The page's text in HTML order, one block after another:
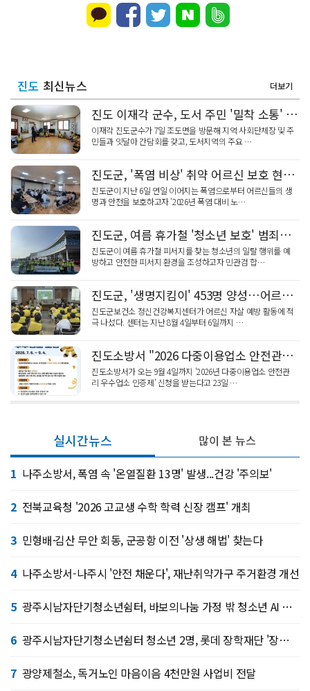
진도 최신뉴스 더보기
진도 이재각 군수, 도서 주민 '밀착 소통' 현장 누벼
이재각 진도군수가 7일 조도면을 방문해 지역 사회단체장 및 주
민들과 잇달아 간담회를 갖고, 도서지역의 주요 …
진도군, '폭염 비상' 취약 어르신 보호 현안 점검
진도군이 지난 6일 연일 이어지는 폭염으로부터 어르신들의 생
명과 안전을 보호하고자 '2026년 폭염 대비 노…
진도군, 여름 휴가철 '청소년 보호' 범죄예방 캠페인
진도군이 여름 휴가철 피서지를 찾는 청소년의 일탈 행위를 예
방하고 안전한 피서지 환경을 조성하고자 민관검 합…
진도군, '생명지킴이' 453명 양성…어르신 자살 예방
진도군보건소 정신건강복지센터가 어르신 자살 예방 활동에 적
극 나섰다. 센터는 지난 8월 4일부터 6일까지 …
진도소방서 "2026 다중이용업소 안전관리 우수 인증제" 신청 홍보
진도소방서가 오는 9월 4일까지 '2026년 다중이용업소 안전관
리 우수업소 인증제' 신청을 받는다고 23일 …
실시간뉴스
1 나주소방서, 폭염 속 '온열질환 13명' 발생...건강 '주의보'
2 전북교육청 '2026 고교생 수학 학력 신장 캠프' 개최
3 민형배·김산 무안 회동, 군공항 이전 '상생 해법' 찾는다
4 나주소방서-나주시 '안전 채운다', 재난취약가구 주거환경 개선
5 광주시남자단기청소년쉼터, 바보의나눔 가정 밖 청소년 AI 서울 캠프
6 광주시남자단기청소년쉼터 청소년 2명, 롯데 장학재단 '장혜선 가정 밖 청소년 장학금' 선정
7 광양제철소, 독거노인 마음이음 4천만원 사업비 전달
많이 본 뉴스